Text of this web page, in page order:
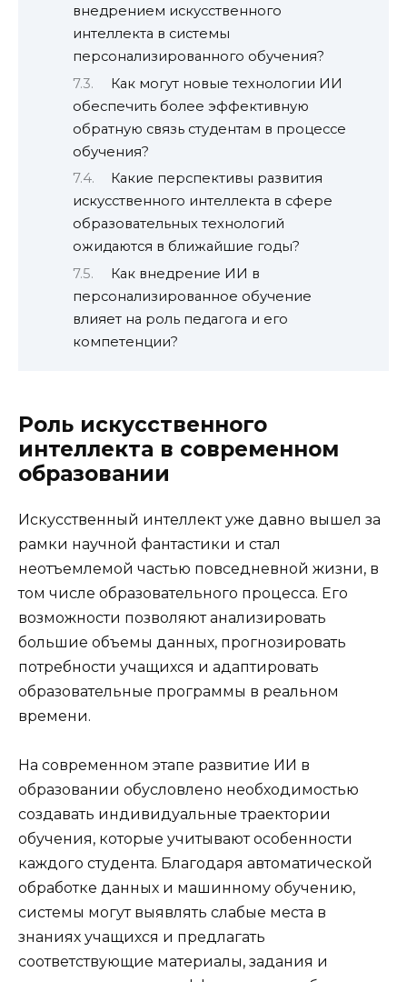
внедрением искусственного
интеллекта в системы
персонализированного обучения?
Как могут новые технологии ИИ
обеспечить более эффективную
обратную связь студентам в процессе
обучения?
Какие перспективы развития
искусственного интеллекта в сфере
образовательных технологий
ожидаются в ближайшие годы?
Как внедрение ИИ в
персонализированное обучение
влияет на роль педагога и его
компетенции?
Роль искусственного
интеллекта в современном
образовании
Искусственный интеллект уже давно вышел за
рамки научной фантастики и стал
неотъемлемой частью повседневной жизни, в
том числе образовательного процесса. Его
возможности позволяют анализировать
большие объемы данных, прогнозировать
потребности учащихся и адаптировать
образовательные программы в реальном
времени.
На современном этапе развитие ИИ в
образовании обусловлено необходимостью
создавать индивидуальные траектории
обучения, которые учитывают особенности
каждого студента. Благодаря автоматической
обработке данных и машинному обучению,
системы могут выявлять слабые места в
знаниях учащихся и предлагать
соответствующие материалы, задания и